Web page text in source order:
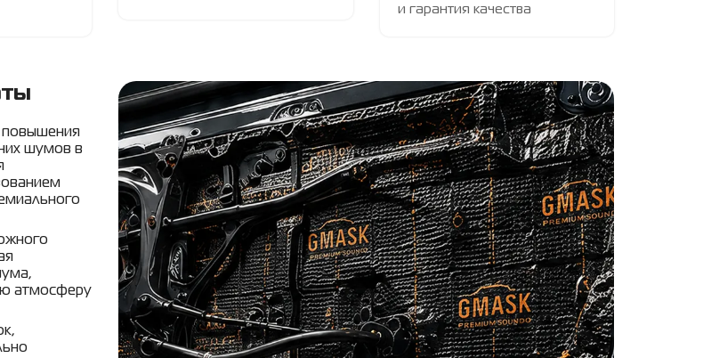
и гарантия качества
шумов в
атмосферу